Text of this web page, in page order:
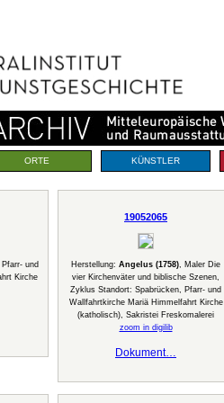
ORTE KÜNSTLER
und
Kirche
19052065
Herstellung: Angelus (1758), Maler Die
vier Kirchenväter und biblische Szenen,
Zyklus Standort: Spabrücken, Pfarr- und
Wallfahrtkirche Mariä Himmelfahrt Kirche
(katholisch), Sakristei Freskomalerei
zoom in digilib
Dokument…